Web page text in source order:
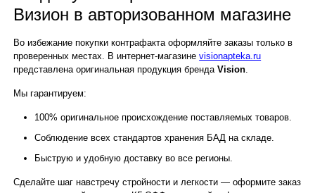
Визион в авторизованном магазине
Во избежание покупки контрафакта оформляйте заказы только в
проверенных местах. В интернет-магазинеvisionapteka.ru
представлена оригинальная продукция брендаVision
Мы гарантируем:
100% оригинальное происхождение поставляемых товаров.
Соблюдение всех стандартов хранения БАД на складе.
Быструю и удобную доставку во все регионы.
Сделайте шаг навстречу стройности и легкости — оформите заказ